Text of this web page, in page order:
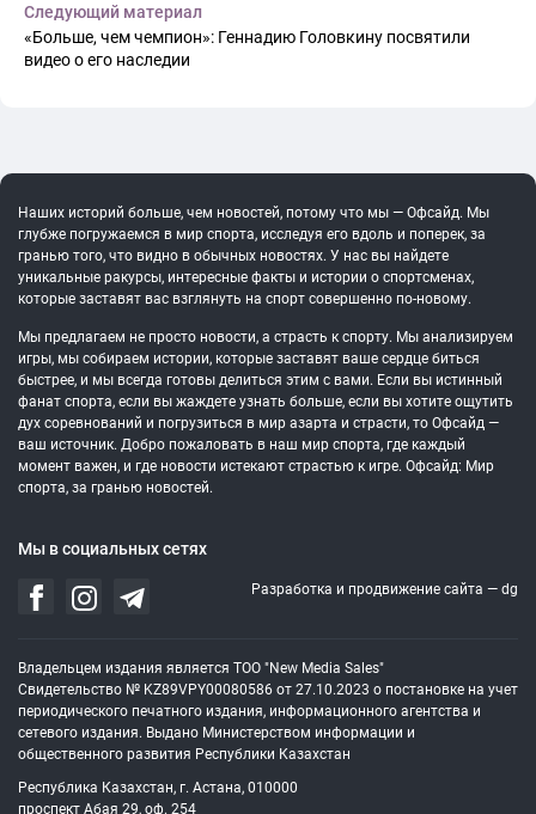
Следующий материал
«Больше, чем чемпион»: Геннадию Головкину посвятили
видео о его наследии
Наших историй больше, чем новостей, потому что мы — Офсайд. Мы
глубже погружаемся в мир спорта, исследуя его вдоль и поперек, за
гранью того, что видно в обычных новостях. У нас вы найдете
уникальные ракурсы, интересные факты и истории о спортсменах,
которые заставят вас взглянуть на спорт совершенно по-новому.
Мы предлагаем не просто новости, а страсть к спорту. Мы анализируем
игры, мы собираем истории, которые заставят ваше сердце биться
быстрее, и мы всегда готовы делиться этим с вами. Если вы истинный
фанат спорта, если вы жаждете узнать больше, если вы хотите ощутить
дух соревнований и погрузиться в мир азарта и страсти, то Офсайд —
ваш источник. Добро пожаловать в наш мир спорта, где каждый
момент важен, и где новости истекают страстью к игре. Офсайд: Мир
спорта, за гранью новостей.
Мы в социальных сетях
Разработка и продвижение сайта — dg
Владельцем издания является ТОО "New Media Sales"
Свидетельство № KZ89VPY00080586 от 27.10.2023 о постановке на учет
периодического печатного издания, информационного агентства и
сетевого издания. Выдано Министерством информации и
общественного развития Республики Казахстан
Республика Казахстан, г. Астана, 010000
проспект Абая 29, оф. 254